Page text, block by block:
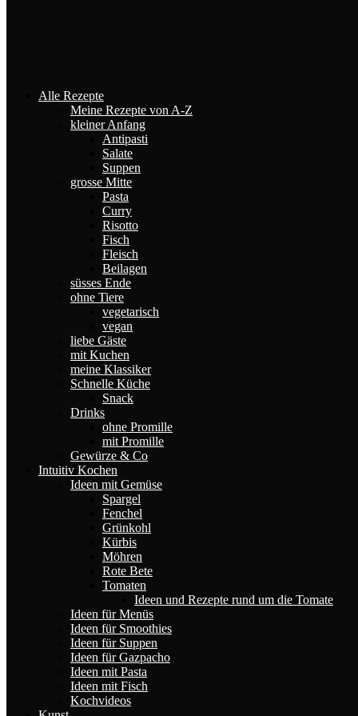
Alle Rezepte
Meine Rezepte von A-Z
kleiner Anfang
Antipasti
Salate
Suppen
grosse Mitte
Pasta
Curry
Risotto
Fisch
Fleisch
Beilagen
süsses Ende
ohne Tiere
vegetarisch
vegan
liebe Gäste
mit Kuchen
meine Klassiker
Schnelle Küche
Snack
Drinks
ohne Promille
mit Promille
Gewürze & Co
Intuitiv Kochen
Ideen mit Gemüse
Spargel
Fenchel
Grünkohl
Kürbis
Möhren
Rote Bete
Tomaten
Ideen und Rezepte rund um die Tomate
Ideen für Menüs
Ideen für Smoothies
Ideen für Suppen
Ideen für Gazpacho
Ideen mit Pasta
Ideen mit Fisch
Kochvideos